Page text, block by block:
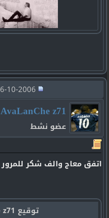
AvaLanChe z71
عضو نشط
اتفق معاج والف شكر للمرور
توقيع AvaLanChe z71